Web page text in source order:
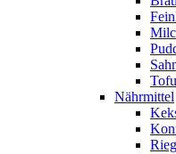
Nährmittel